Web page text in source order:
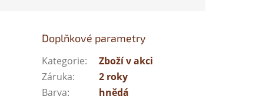
Doplňkové parametry
Kategorie:
Zboží v akci
Záruka:
2 roky
Barva:
hnědá